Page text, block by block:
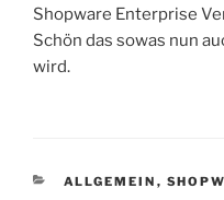
Shopware Enterprise
Schön das sowas nun
wird.
KATEGORIEN
ALLGEMEIN ,